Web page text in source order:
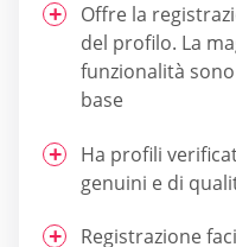
Offre la
del profilo. La
funzionalità
base
Ha profili
genuini e di
Registrazione